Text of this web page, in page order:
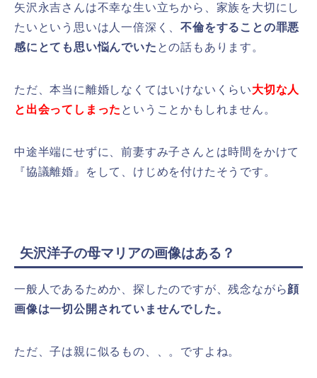
矢沢永吉さんは不幸な生い立ちから、家族を大切にし
たいという思いは人一倍深く、不倫をすることの罪悪
感にとても思い悩んでいた との話もあります。
ただ、本当に離婚しなくてはいけないくらい大切な人
と出会ってしまった ということかもしれません。
中途半端にせずに、前妻すみ子さんとは時間をかけて
『協議離婚』をして、けじめを付けたそうです。
矢沢洋子の母マリアの画像はある？
一般人であるためか、探したのですが、残念ながら顔
画像は一切公開されていませんでした。
ただ、子は親に似るもの、、。ですよね。